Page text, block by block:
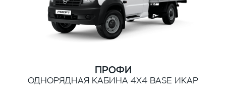
ПРОФИ
ОДНОРЯДНАЯ КАБИНА 4Х4 BASE ИКАР